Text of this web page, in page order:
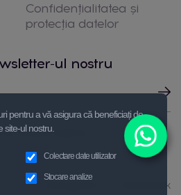
Confidențialitatea și
protecția datelor
ul nostru
noi prin telefon
Facebook
pentru a vă asigura că beneficiați de
ul nostru.
Colectare date utilizator
Stocare analize